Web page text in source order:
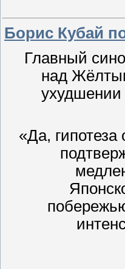
Борис Кубай
Главный
над
ухудшении
«Да,